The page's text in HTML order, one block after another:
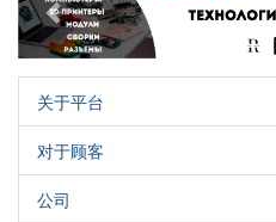
关于平台
对于顾客
公司